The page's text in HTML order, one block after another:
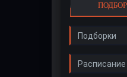
Подборки
Расписание